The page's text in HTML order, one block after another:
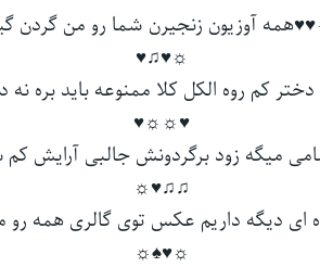
آوزﻳﻮن زﻧﺠﻴﺮن ﺷﻤﺎ رو ﻣﻦ ﮔﺮدن
☼♥♫♥
ﻛﻢ روه اﻟﻜﻞ ﻛﻠﺎ ﻣﻤﻨﻮﻋﻪ ﺑﺎﻳﺪ ﺑﺮه
♥☼☼♥
ﻣﻴﮕﻪ زود ﺑﺮﮔﺮدوﻧﺶ ﺟﺎﻟﺒﻰ آراﻳﺶ ﻛﻢ
♫♫♥☼
دﻳﮕﻪ دارﻳﻢ ﻋﻜﺲ ﺗﻮی ﮔﺎﻟﺮی ﻫﻤﻪ رو
☼♥♠☼